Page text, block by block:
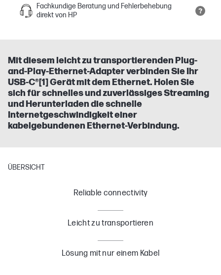
Fachkundige Beratung und Fehlerbehebung
direkt von HP
Mit diesem leicht zu transportierenden Plug-
and-Play-Ethernet-Adapter verbinden Sie Ihr
USB-C®[1] Gerät mit dem Ethernet. Holen Sie
sich für schnelles und zuverlässiges Streaming
und Herunterladen die schnelle
Internetgeschwindigkeit einer
kabelgebundenen Ethernet-Verbindung.
ÜBERSICHT
Reliable connectivity
Leicht zu transportieren
Lösung mit nur einem Kabel